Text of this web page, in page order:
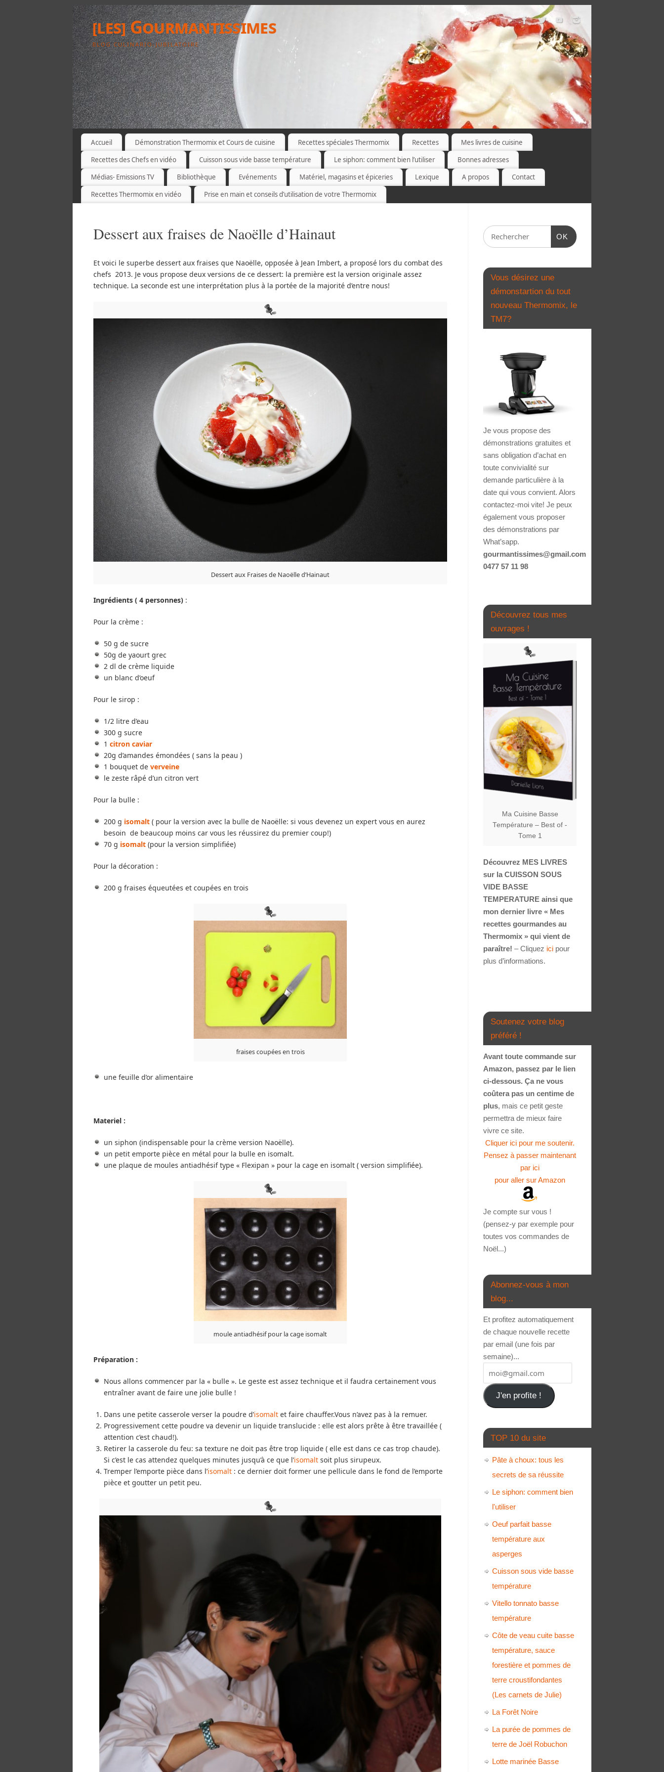
[les] Gourmantissimes
BLOG CULINARIO-JUBILATOIRE
Accueil Démonstration Thermomix et Cours de cuisine Recettes spéciales Thermomix Recettes
Mes livres de cuisine
Recettes des Chefs en vidéo
Cuisson sous vide basse température Le siphon: comment bien l’utiliser
Bonnes adresses
Médias- Emissions TV
Bibliothèque Evénements Matériel, magasins et épiceries Lexique A propos
Contact
Recettes Thermomix en vidéo
Prise en main et conseils d’utilisation de votre Thermomix
Dessert aux fraises de Naoëlle d’Hainaut
Et voici le superbe dessert aux fraises que Naoëlle, opposée à Jean Imbert, a proposé lors du combat des
chefs 2013. Je vous propose deux versions de ce dessert: la première est la version originale assez
technique. La seconde est une interprétation plus à la portée de la majorité d’entre nous!
Dessert aux Fraises de Naoëlle d’Hainaut
Ingrédients ( 4 personnes) :
Pour la crème :
50 g de sucre
50g de yaourt grec
2 dl de crème liquide
un blanc d’oeuf
Pour le sirop :
1/2 litre d’eau
300 g sucre
1 citron caviar
20g d’amandes émondées ( sans la peau )
1 bouquet de verveine
le zeste râpé d’un citron vert
Pour la bulle :
200 g isomalt ( pour la version avec la bulle de Naoëlle: si vous devenez un expert vous en aurez
besoin de beaucoup moins car vous les réussirez du premier coup!)
70 g isomalt (pour la version simplifiée)
Pour la décoration :
200 g fraises équeutées et coupées en trois
fraises coupées en trois
une feuille d’or alimentaire
Materiel :
un siphon (indispensable pour la crème version Naoëlle).
un petit emporte pièce en métal pour la bulle en isomalt.
une plaque de moules antiadhésif type « Flexipan » pour la cage en isomalt ( version simplifiée).
moule antiadhésif pour la cage isomalt
Préparation :
Nous allons commencer par la « bulle ». Le geste est assez technique et il faudra certainement vous
entraîner avant de faire une jolie bulle !
Dans une petite casserole verser la poudre d’isomalt et faire chauffer.Vous n’avez pas à la remuer.
Progressivement cette poudre va devenir un liquide translucide : elle est alors prête à être travaillée (
attention c’est chaud!).
Retirer la casserole du feu: sa texture ne doit pas être trop liquide ( elle est dans ce cas trop chaude).
Si c’est le cas attendez quelques minutes jusqu’à ce que l’isomalt soit plus sirupeux.
Tremper l’emporte pièce dans l’isomalt : ce dernier doit former une pellicule dans le fond de l’emporte
pièce et goutter un petit peu.
OK
Vous désirez une
démonstartion du tout
nouveau Thermomix, le
TM7?
Je vous propose des
démonstrations gratuites et
sans obligation d’achat en
toute convivialité sur
demande particulière à la
date qui vous convient. Alors
contactez-moi vite! Je peux
également vous proposer
des démonstrations par
What’sapp.
gourmantissimes@gmail.com
0477 57 11 98
Découvrez tous mes
ouvrages !
Ma Cuisine Basse
Température – Best of -
Tome 1
Découvrez MES LIVRES
sur la CUISSON SOUS
VIDE BASSE
TEMPERATURE ainsi que
mon dernier livre « Mes
recettes gourmandes au
Thermomix » qui vient de
paraître! – Cliquez ici pour
plus d’informations.
Soutenez votre blog
préféré !
Avant toute commande sur
Amazon, passez par le lien
ci-dessous. Ça ne vous
coûtera pas un centime de
plus, mais ce petit geste
permettra de mieux faire
vivre ce site.
Cliquer ici pour me soutenir.
Pensez à passer maintenant
par ici
pour aller sur Amazon
Je compte sur vous !
(pensez-y par exemple pour
toutes vos commandes de
Noël...)
Abonnez-vous à mon
blog...
Et profitez automatiquement
de chaque nouvelle recette
par email (une fois par
semaine)...
J'en profite !
TOP 10 du site
Pâte à choux: tous les
secrets de sa réussite
Le siphon: comment bien
l'utiliser
Oeuf parfait basse
température aux
asperges
Cuisson sous vide basse
température
Vitello tonnato basse
température
Côte de veau cuite basse
température, sauce
forestière et pommes de
terre croustifondantes
(Les carnets de Julie)
La Forêt Noire
La purée de pommes de
terre de Joël Robuchon
Lotte marinée Basse